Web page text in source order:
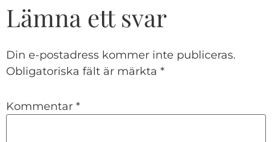
Lämna ett svar
Din e-postadress kommer inte publiceras.
Obligatoriska fält är märkta *
Kommentar *